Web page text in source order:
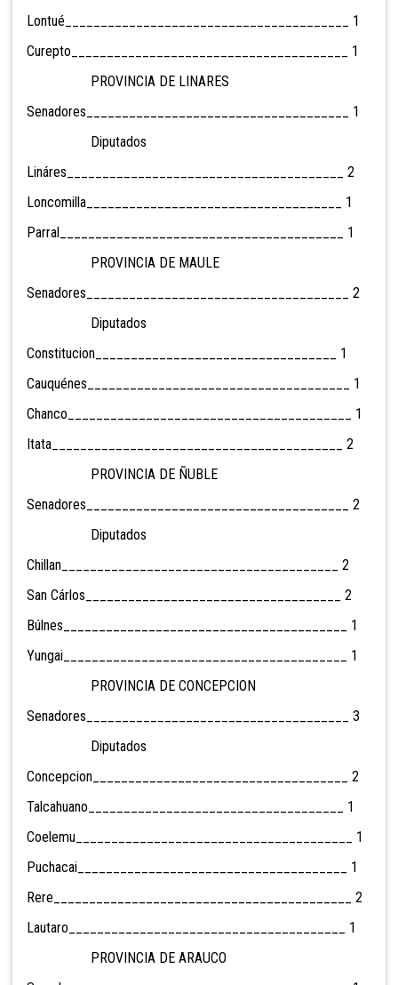
Lontué________________________________________ 1
Curepto_______________________________________ 1
PROVINCIA DE LINARES
Senadores_____________________________________ 1
Diputados
Lináres_______________________________________ 2
Loncomilla____________________________________ 1
Parral________________________________________ 1
PROVINCIA DE MAULE
Senadores_____________________________________ 2
Diputados
Constitucion__________________________________ 1
Cauquénes_____________________________________ 1
Chanco________________________________________ 1
Itata_________________________________________ 2
PROVINCIA DE ÑUBLE
Senadores_____________________________________ 2
Diputados
Chillan_______________________________________ 2
San Cárlos____________________________________ 2
Búlnes________________________________________ 1
Yungai________________________________________ 1
PROVINCIA DE CONCEPCION
Senadores_____________________________________ 3
Diputados
Concepcion____________________________________ 2
Talcahuano____________________________________ 1
Coelemu_______________________________________ 1
Puchacai______________________________________ 1
Rere__________________________________________ 2
Lautaro_______________________________________ 1
PROVINCIA DE ARAUCO